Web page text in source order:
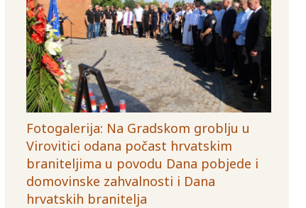
Fotogalerija: Na Gradskom groblju u
Virovitici odana počast hrvatskim
braniteljima u povodu Dana pobjede i
domovinske zahvalnosti i Dana
hrvatskih branitelja